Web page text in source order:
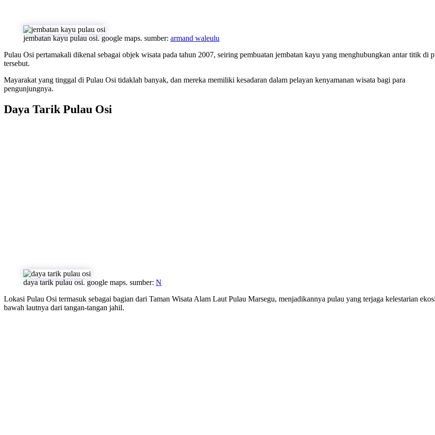
jembatan kayu pulau osi. google maps. sumber: armand waleulu
Pulau Osi pertamakali dikenal sebagai objek wisata pada tahun 2007, seiring pembuatan jembatan kayu yang menghubungkan antar titik di
tersebut.
Mayarakat yang tinggal di Pulau Osi tidaklah banyak, dan mereka memiliki kesadaran dalam pelayan kenyamanan wisata bagi para
pengunjungnya.
Daya Tarik Pulau Osi
daya tarik pulau osi. google maps. sumber: N
Lokasi Pulau Osi termasuk sebagai bagian dari Taman Wisata Alam Laut Pulau Marsegu, menjadikannya pulau yang terjaga kelestarian
bawah lautnya dari tangan-tangan jahil.